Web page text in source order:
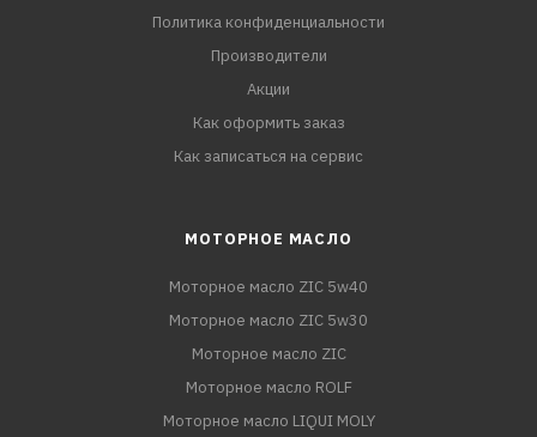
Политика конфиденциальности
Производители
Акции
Как оформить заказ
Как записаться на сервис
МОТОРНОЕ МАСЛО
Моторное масло ZIC 5w40
Моторное масло ZIC 5w30
Моторное масло ZIC
Моторное масло ROLF
Моторное масло LIQUI MOLY